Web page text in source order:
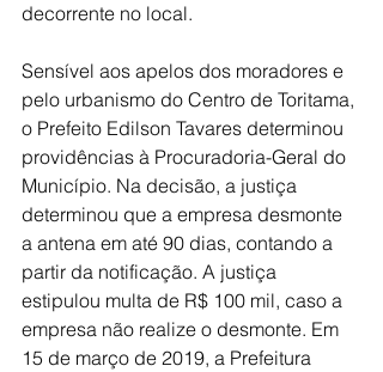
decorrente no local.
Sensível aos apelos dos moradores e
pelo urbanismo do Centro de Toritama,
o Prefeito Edilson Tavares determinou
providências à Procuradoria-Geral do
Município. Na decisão, a justiça
determinou que a empresa desmonte
a antena em até 90 dias, contando a
partir da notificação. A justiça
estipulou multa de R$ 100 mil, caso a
empresa não realize o desmonte. Em
15 de março de 2019, a Prefeitura